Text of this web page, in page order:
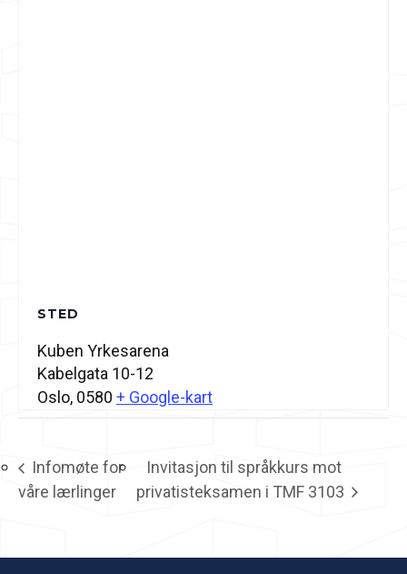
STED
Kuben Yrkesarena
Kabelgata 10-12
Oslo, 0580 + Google-kart
Infomøte for
våre lærlinger
Invitasjon til språkkurs mot
privatisteksamen i TMF 3103